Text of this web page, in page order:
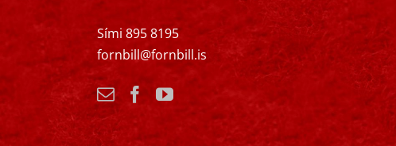
Sími 895 8195
fornbill@fornbill.is